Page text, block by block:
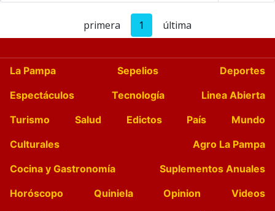
primera 1 última
La Pampa Sepelios
Deportes
Espectáculos
Tecnología
Linea Abierta
Turismo
Salud Edictos País
Mundo
Culturales
Agro La Pampa
Cocina y Gastronomía
Suplementos Anuales
Horóscopo
Quiniela Opinion
Videos